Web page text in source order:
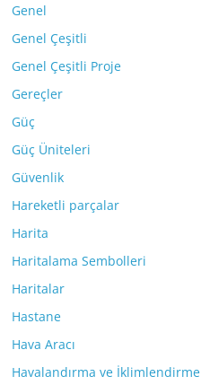
Genel
Genel Çeşitli
Genel Çeşitli Proje
Gereçler
Güç
Güç Üniteleri
Güvenlik
Hareketli parçalar
Harita
Haritalama Sembolleri
Haritalar
Hastane
Hava Aracı
Havalandırma ve İklimlendirme